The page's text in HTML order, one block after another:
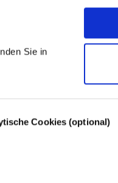
Sie in
Cookies (optional)
Einstellungen –